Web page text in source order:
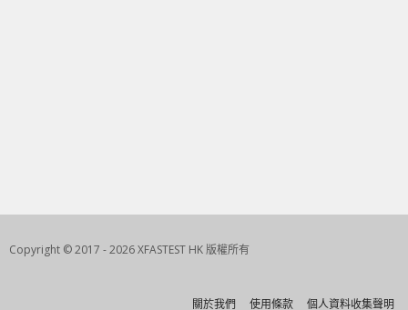
Copyright © 2017 - 2026 XFASTEST HK 版權所有
關於我們 使用條款 個人資料收集聲明